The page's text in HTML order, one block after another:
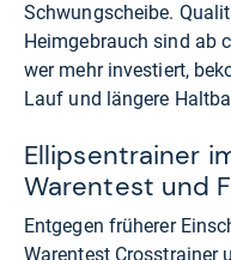
Schwungscheibe.
Heimgebrauch sind ab
wer mehr investiert,
Lauf und längere
Ellipsentrainer
Warentest und
Entgegen früherer
Warentest Crosstrainer